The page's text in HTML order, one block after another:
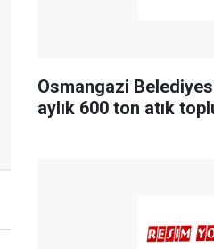
Osmangazi
aylık 600 ton atık